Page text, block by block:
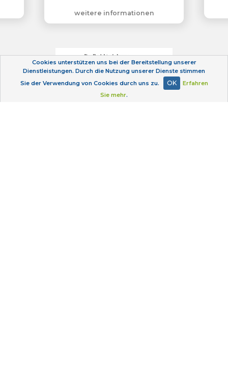
weitere informationen
Cookies unterstützen uns bei der Bereitstellung unserer
Dienstleistungen. Durch die Nutzung unserer Dienste stimmen
Sie der Verwendung von Cookies durch uns zu.
OK
Erfahren
Sie mehr.